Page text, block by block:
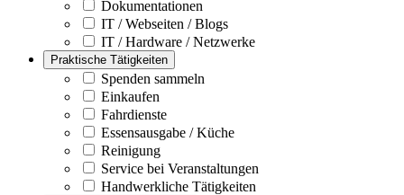
Dokumentationen
IT / Webseiten / Blogs
IT / Hardware / Netzwerke
Praktische Tätigkeiten
Spenden sammeln
Einkaufen
Fahrdienste
Essensausgabe / Küche
Reinigung
Service bei Veranstaltungen
Handwerkliche Tätigkeiten